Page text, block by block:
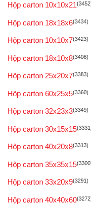
Hộp carton 10x10x21
Hộp carton 18x18x6(3434)
Hộp carton 10x10x7(3423)
Hộp carton 18x10x8(3408)
Hộp carton 25x20x7(3383)
Hộp carton 60x25x5(3360)
Hộp carton 32x23x3(3349)
Hộp carton 30x15x15
Hộp carton 40x20x8(3313)
Hộp carton 35x35x15
Hộp carton 33x20x9(3291)
Hộp carton 40x40x60